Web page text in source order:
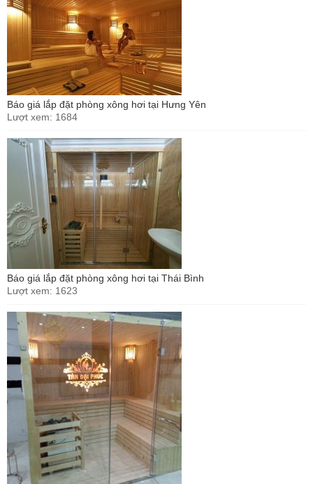
Báo giá lắp đặt phòng xông hơi tại Hưng Yên
Lượt xem: 1684
Báo giá lắp đặt phòng xông hơi tại Thái Bình
Lượt xem: 1623